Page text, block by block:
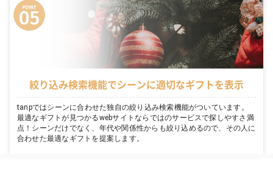
絞り込み検索機能でシーンに適切なギフトを表示
tanpではシーンに合わせた独自の絞り込み検索機能がついています。
最適なギフトが見つかるwebサイトならではのサービスで探しやすさ満
点！シーンだけでなく、年代や関係性からも絞り込めるので、その人に
合わせた最適なギフトを提案します。